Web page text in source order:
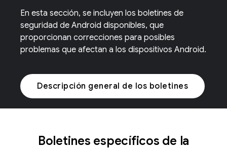
En esta sección, se incluyen los boletines de
seguridad de Android disponibles, que
proporcionan correcciones para posibles
problemas que afectan a los dispositivos Android.
Descripción general de los boletines
Boletines específicos de la